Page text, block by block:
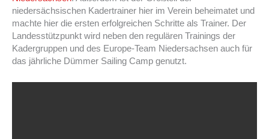
niedersächsischen Kadertrainer hier im Verein beheimatet und
machte hier die ersten erfolgreichen Schritte als Trainer. Der
Landesstützpunkt wird neben den regulären Trainings der
Kadergruppen und des Europe-Team Niedersachsen auch für
das jährliche Dümmer Sailing Camp genutzt.